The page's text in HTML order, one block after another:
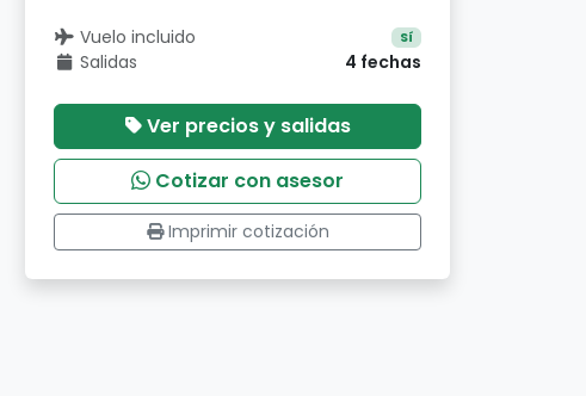
Vuelo incluido Sí
Salidas 4 fechas
Ver precios y salidas
Cotizar con asesor
Imprimir cotización